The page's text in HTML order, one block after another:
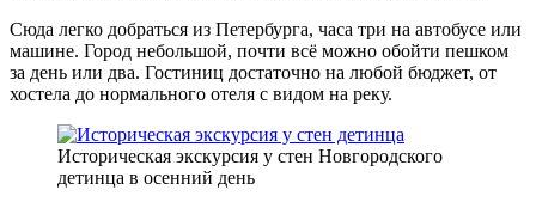
Сюда легко добраться из Петербурга, часа три на автобусе или
машине. Город небольшой, почти всё можно обойти пешком
за день или два. Гостиниц достаточно на любой бюджет, от
хостела до нормального отеля с видом на реку.
Историческая экскурсия у стен Новгородского
детинца в осенний день